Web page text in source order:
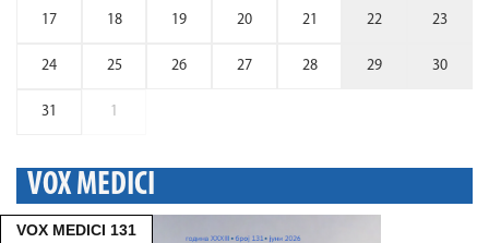
17 18 19 20 21 22 23
24 25 26 27 28 29 30
31 1
VOX MEDICI
VOX MEDICI 131